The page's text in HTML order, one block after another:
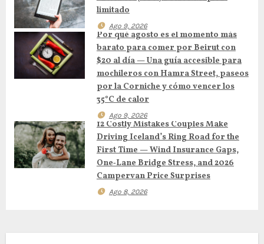
ó
n
d
e
n
t
limitado
Ago 9, 2026
Por qué agosto es el momento más
barato para comer por Beirut con
$20 al día — Una guía accesible para
mochileros con Hamra Street, paseos
por la Corniche y cómo vencer los
35°C de calor
Ago 9, 2026
12 Costly Mistakes Couples Make
Driving Iceland’s Ring Road for the
First Time — Wind Insurance Gaps,
One‑Lane Bridge Stress, and 2026
Campervan Price Surprises
Ago 8, 2026